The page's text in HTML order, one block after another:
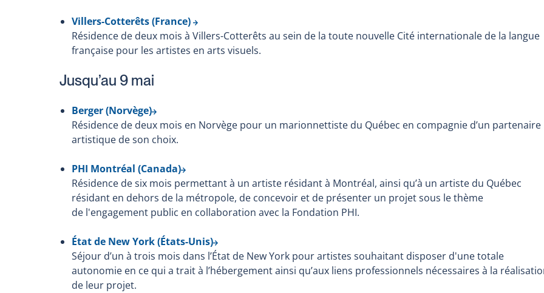
Villers-Cotterêts (France)
Résidence de deux mois à Villers-Cotterêts au sein de la toute nouvelle Cité internationale de la langue
française pour les artistes en arts visuels.
Jusqu’au 9 mai
Berger (Norvège)
Résidence de deux mois en Norvège pour un marionnettiste du Québec en compagnie d’un partenaire
artistique de son choix.
PHI Montréal (Canada)
Résidence de six mois permettant à un artiste résidant à Montréal, ainsi qu’à un artiste du Québec
résidant en dehors de la métropole, de concevoir et de présenter un projet sous le thème
de l'engagement public en collaboration avec la Fondation PHI.
État de New York (États-Unis)
Séjour d’un à trois mois dans l’État de New York pour artistes souhaitant disposer d'une totale
autonomie en ce qui a trait à l’hébergement ainsi qu’aux liens professionnels nécessaires à la
de leur projet.